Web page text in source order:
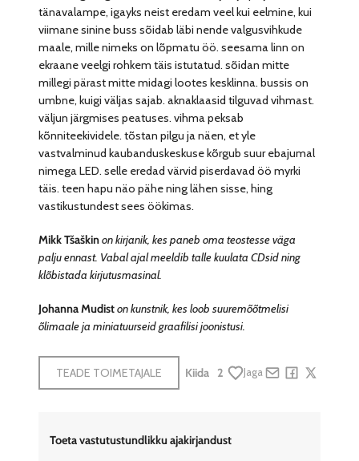
tänavalampe, igayks neist eredam veel kui eelmine, kui
viimane sinine buss sõidab läbi nende valgusvihkude
maale, mille nimeks on lõpmatu öö. seesama linn on
ekraane veelgi rohkem täis istutatud. sõidan mitte
millegi pärast mitte midagi lootes kesklinna. bussis on
umbne, kuigi väljas sajab. aknaklaasid tilguvad vihmast.
väljun järgmises peatuses. vihma peksab
kõnniteekividele. tõstan pilgu ja näen, et yle
vastvalminud kaubanduskeskuse kõrgub suur ebajumal
nimega LED. selle eredad värvid piserdavad öö myrki
täis. teen hapu näo pähe ning lähen sisse, hing
vastikustundest sees öökimas.
Mikk Tšaškinon kirjanik, kes paneb oma teostesse väga
palju ennast. Vabal ajal meeldib talle kuulata CDsid ning
klõbistada kirjutusmasinal.
Johanna Mudiston kunstnik, kes loob suuremõõtmelisi
õlimaale ja miniatuurseid graafilisi joonistusi.
TEADE TOIMETAJALE Kiida 2 Jaga
Toeta vastutustundlikku ajakirjandust